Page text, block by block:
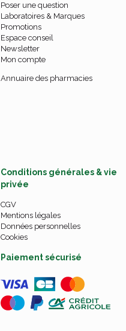
Poser une question
Laboratoires & Marques
Promotions
Espace conseil
Newsletter
Mon compte
Annuaire des pharmacies
Conditions générales & vie
privée
CGV
Mentions légales
Données personnelles
Cookies
Paiement sécurisé